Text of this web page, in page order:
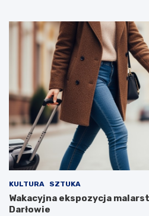
KULTURA SZTUKA
Wakacyjna ekspozycja
Darłowie